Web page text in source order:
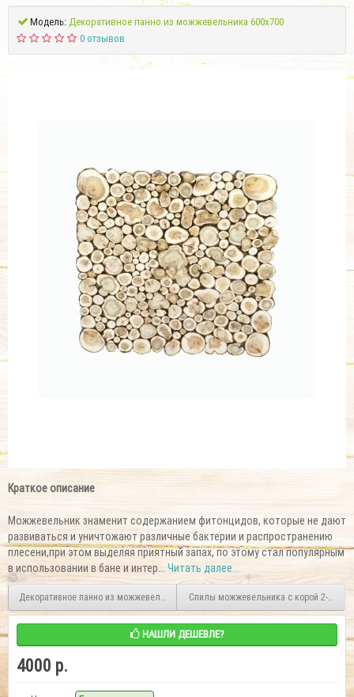
Модель:Декоративное панно из можжевельника 600х700
0 отзывов
Краткое описание
Можжевельник знаменит содержанием фитонцидов, которые не дают
развиваться и уничтожают различные бактерии и распространению
плесени,при этом выделяя приятный запах, по этому стал популярным
в использовании в бане и интер... Читать далее...
Декоративное панно из можжевельника 1200х500Спилы можжевельника с корой 2-15 см
НАШЛИ ДЕШЕВЛЕ?
4000 р.